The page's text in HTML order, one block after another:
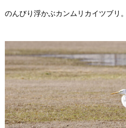
のんびり浮かぶカンムリカイツブリ。